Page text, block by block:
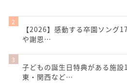
【2026】感動する卒園ソング
や謝恩…
子どもの誕生日特典がある施設
東・関西など…